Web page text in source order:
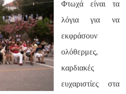
Φτωχά είναι τα
λόγια για να
εκφράσουν
ολόθερμες,
καρδιακές
ευχαριστίες στα